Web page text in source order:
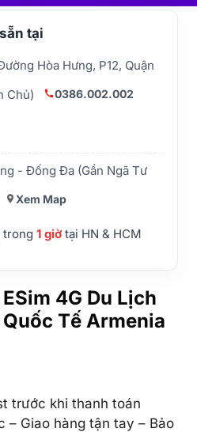
tại
Hòa Hưng, P12, Quận
Chủ)
0386.002.002
- Đống Đa (Gần Ngã Tư
Xem Map
trong 1 giờtại HN & HCM
4G Du Lịch
Tế Armenia
trước khi thanh toán
– Giao hàng tận tay – Bảo